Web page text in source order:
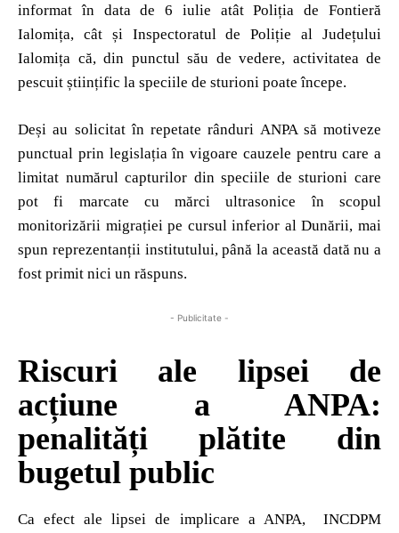
informat în data de 6 iulie atât Poliția de Fontieră
Ialomița, cât și Inspectoratul de Poliție al Județului
Ialomița că, din punctul său de vedere, activitatea de
pescuit științific la speciile de sturioni poate începe.
Deși au solicitat în repetate rânduri ANPA să motiveze
punctual prin legislația în vigoare cauzele pentru care a
limitat numărul capturilor din speciile de sturioni care
pot fi marcate cu mărci ultrasonice în scopul
monitorizării migrației pe cursul inferior al Dunării, mai
spun reprezentanții institutului, până la această dată nu a
fost primit nici un răspuns.
- Publicitate -
Riscuri ale lipsei de
acțiune a ANPA:
penalități plătite din
bugetul public
Ca efect ale lipsei de implicare a ANPA, INCDPM